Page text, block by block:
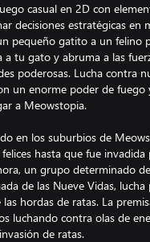
casual en 2D con
decisiones estratégicas en
pequeño gatito a un felino
a tu gato y abruma a las
poderosas. Lucha contra
un enorme poder de fuego
a Meowstopia.
en los suburbios de
hasta que fue invadida
un grupo determinado
de las Nueve Vidas, lucha
hordas de ratas. La
luchando contra olas de
de ratas.